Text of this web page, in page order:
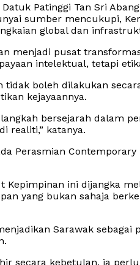
Patinggi Tan Sri
sumber mencukupi,
global dan
menjadi pusat
intelektual, tetapi
tidak boleh dilakukan
kejayaannya.
bersejarah dalam
realiti,” katanya.
Perasmian
Kepimpinan ini dijangka
yang bukan sahaja
Sarawak
secara kebetulan, ia